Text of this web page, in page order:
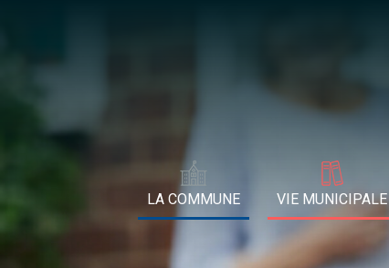
LA COMMUNE VIE MUNICIPALE